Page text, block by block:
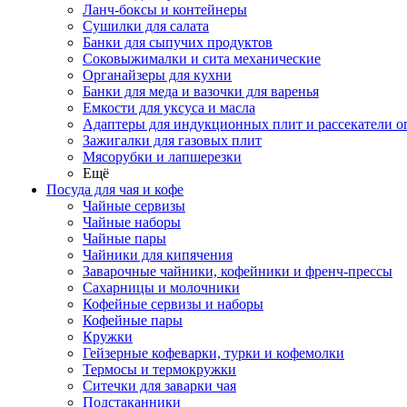
Ланч-боксы и контейнеры
Сушилки для салата
Банки для сыпучих продуктов
Соковыжималки и сита механические
Органайзеры для кухни
Банки для меда и вазочки для варенья
Емкости для уксуса и масла
Адаптеры для индукционных плит и рассекатели
Зажигалки для газовых плит
Мясорубки и лапшерезки
Ещё
Посуда для чая и кофе
Чайные сервизы
Чайные наборы
Чайные пары
Чайники для кипячения
Заварочные чайники, кофейники и френч-прессы
Сахарницы и молочники
Кофейные сервизы и наборы
Кофейные пары
Кружки
Гейзерные кофеварки, турки и кофемолки
Термосы и термокружки
Ситечки для заварки чая
Подстаканники